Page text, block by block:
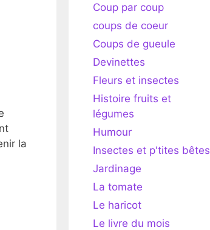
la
Coup par coup
coups de coeur
Coups de gueule
Devinettes
Fleurs et insectes
Histoire fruits et
légumes
Humour
Insectes et p'tites bêtes
Jardinage
La tomate
Le haricot
Le livre du mois